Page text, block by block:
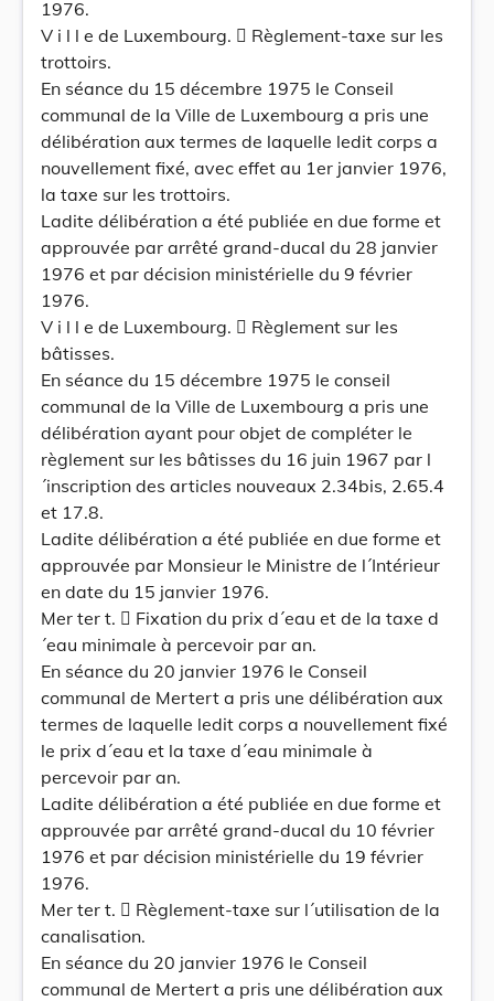
1976.
V i l l e de Luxembourg.  Règlement-taxe sur les
trottoirs.
En séance du 15 décembre 1975 le Conseil
communal de la Ville de Luxembourg a pris une
délibération aux termes de laquelle ledit corps a
nouvellement fixé, avec effet au 1er janvier 1976,
la taxe sur les trottoirs.
Ladite délibération a été publiée en due forme et
approuvée par arrêté grand-ducal du 28 janvier
1976 et par décision ministérielle du 9 février
1976.
V i l l e de Luxembourg.  Règlement sur les
bâtisses.
En séance du 15 décembre 1975 le conseil
communal de la Ville de Luxembourg a pris une
délibération ayant pour objet de compléter le
règlement sur les bâtisses du 16 juin 1967 par l
´inscription des articles nouveaux 2.34bis, 2.65.4
et 17.8.
Ladite délibération a été publiée en due forme et
approuvée par Monsieur le Ministre de l´Intérieur
en date du 15 janvier 1976.
Mer ter t.  Fixation du prix d´eau et de la taxe d
´eau minimale à percevoir par an.
En séance du 20 janvier 1976 le Conseil
communal de Mertert a pris une délibération aux
termes de laquelle ledit corps a nouvellement fixé
le prix d´eau et la taxe d´eau minimale à
percevoir par an.
Ladite délibération a été publiée en due forme et
approuvée par arrêté grand-ducal du 10 février
1976 et par décision ministérielle du 19 février
1976.
Mer ter t.  Règlement-taxe sur l´utilisation de la
canalisation.
En séance du 20 janvier 1976 le Conseil
communal de Mertert a pris une délibération aux